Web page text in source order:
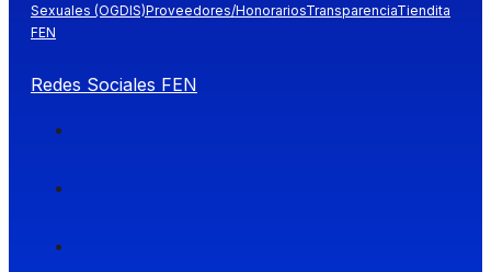
Sexuales (OGDIS)Proveedores/HonorariosTransparenciaTiendita
FEN
Redes Sociales FEN